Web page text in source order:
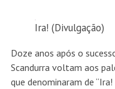
Ira! (Divulgação)
Doze anos após o
Scandurra voltam aos
que denominaram de “Ira!